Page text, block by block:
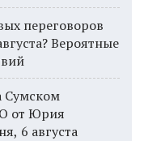
переговоров
Вероятные
Сумском
от Юрия
6 августа